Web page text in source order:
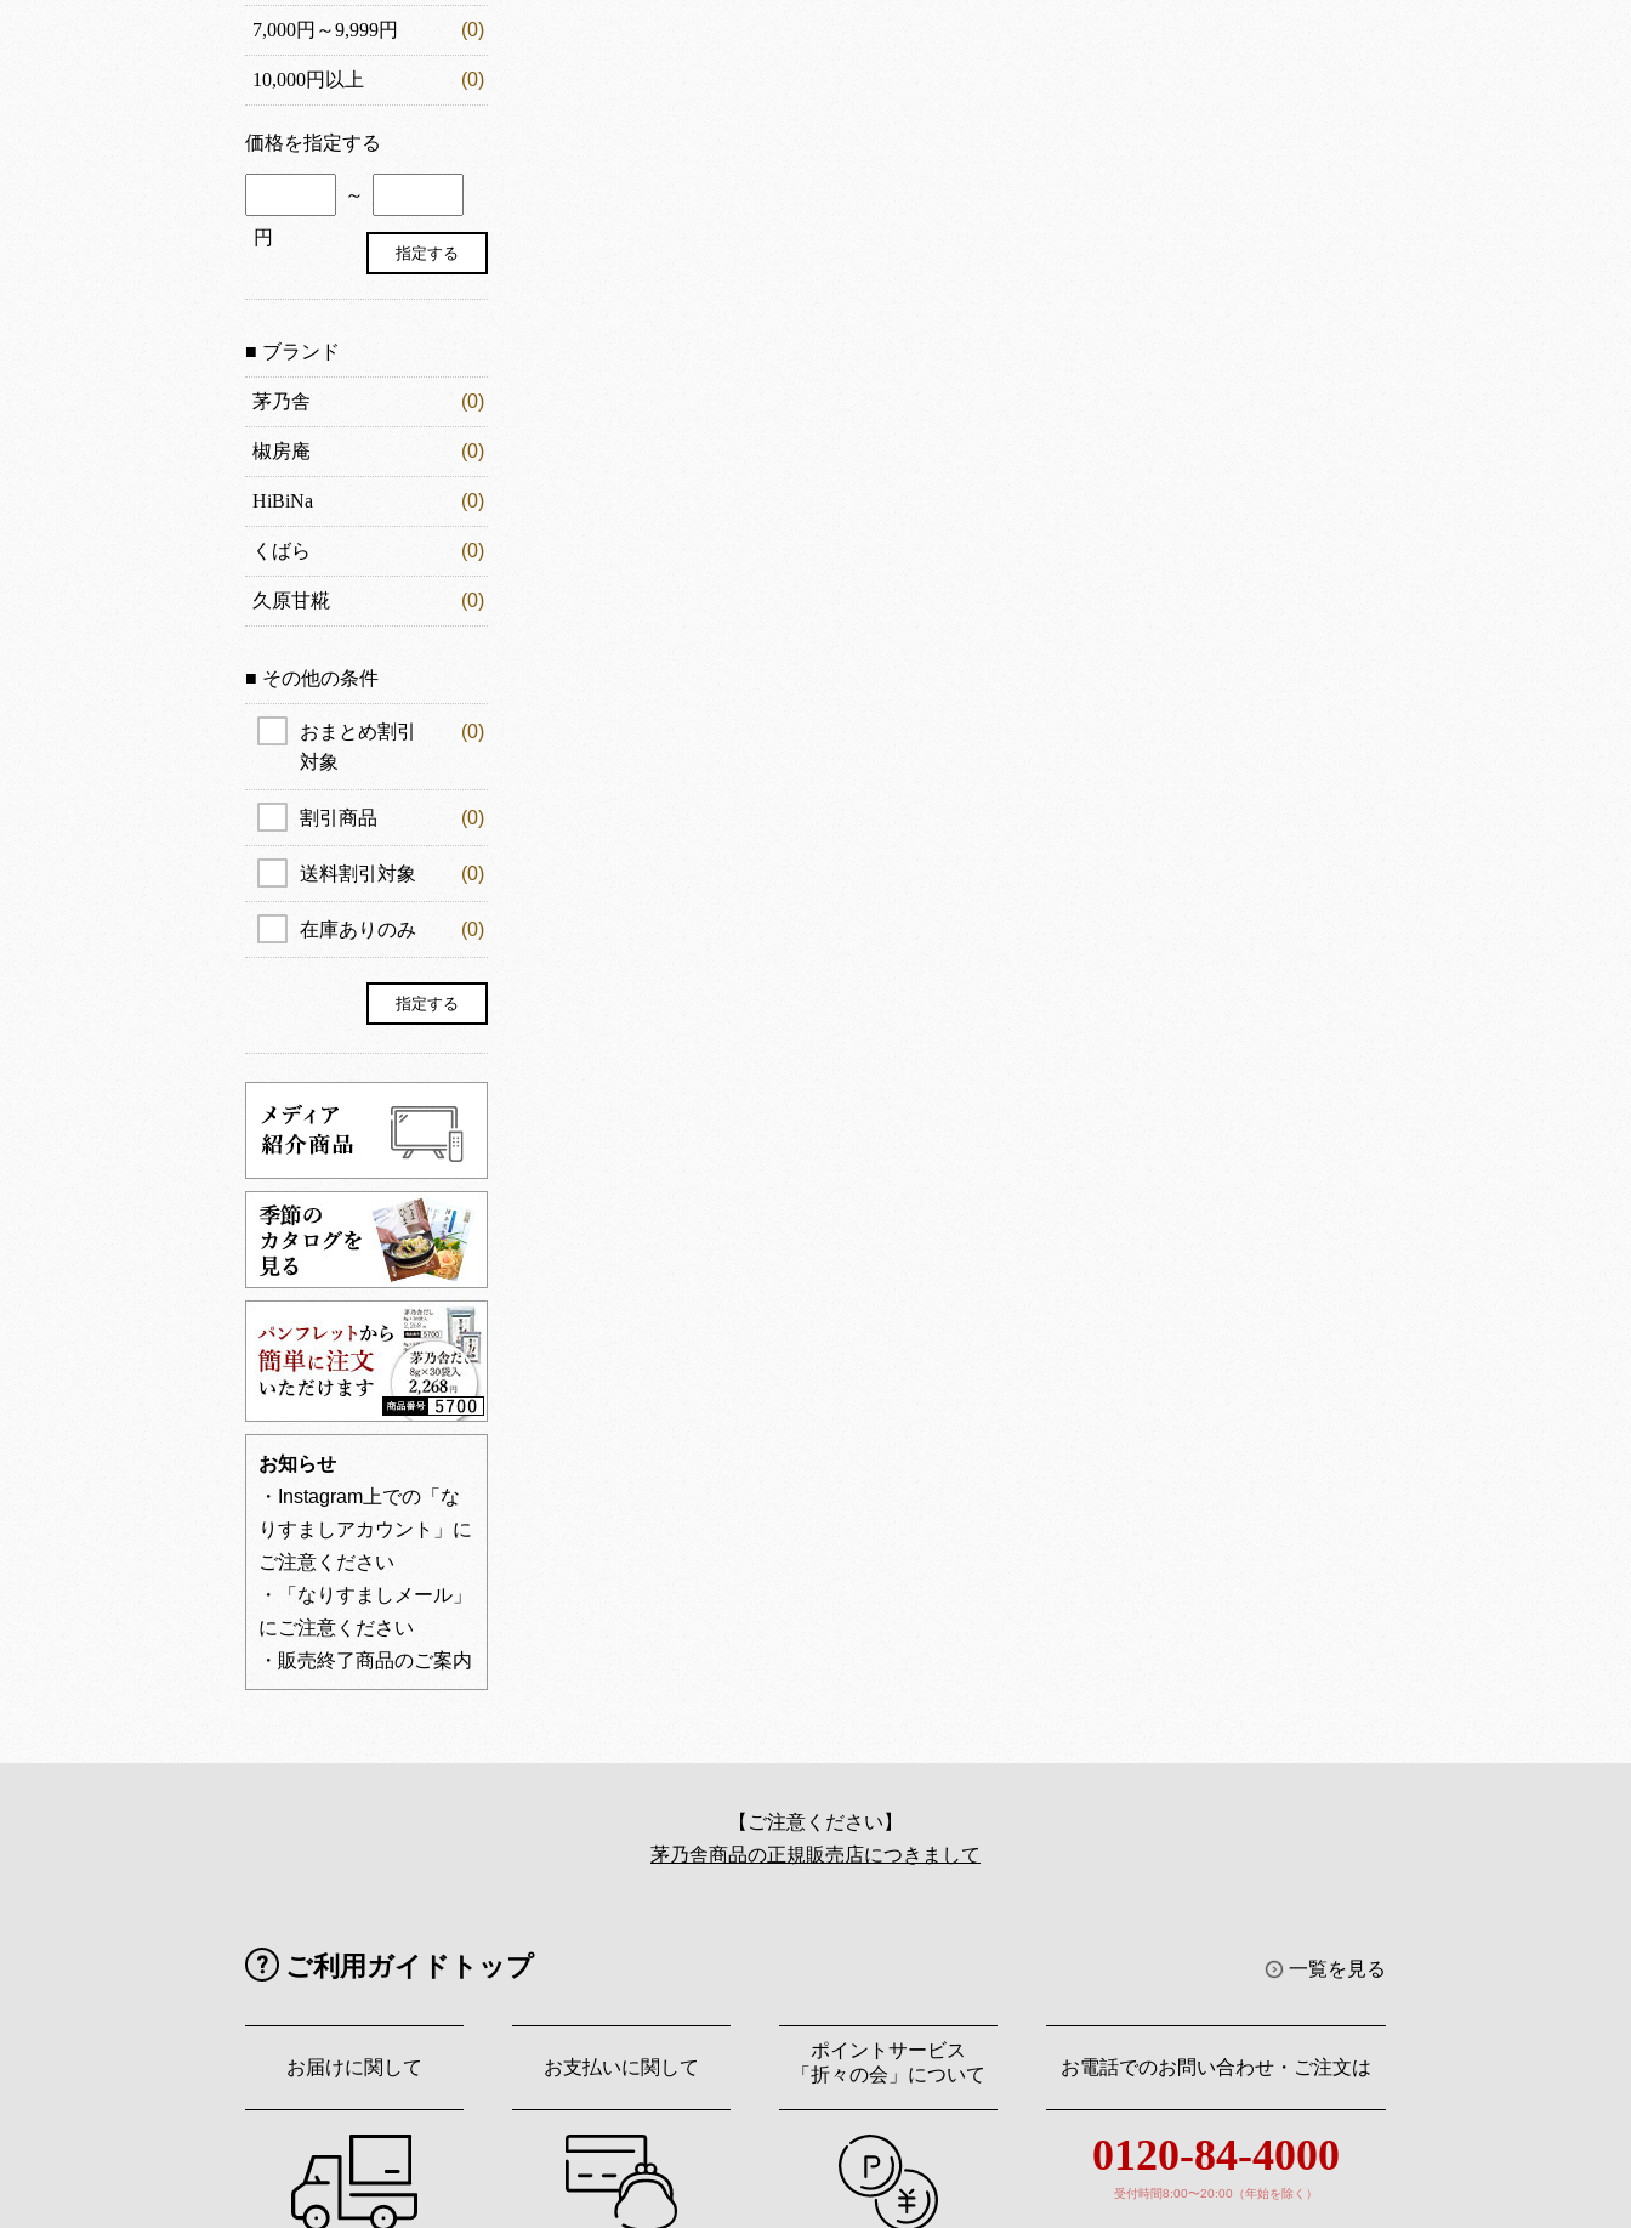
7,000円～9,999円 (0)
10,000円以上 (0)
価格を指定する
～
円
■ ブランド
茅乃舎 (0)
椒房庵 (0)
HiBiNa (0)
くばら (0)
久原甘糀 (0)
■ その他の条件
おまとめ割引
対象
(0)
割引商品 (0)
送料割引対象 (0)
在庫ありのみ (0)
お知らせ
・Instagram上での「な
りすましアカウント」に
ご注意ください
・「なりすましメール」
にご注意ください
・販売終了商品のご案内
【ご注意ください】
茅乃舎商品の正規販売店につきまして
ご利用ガイドトップ 一覧を見る
お届けに関して お支払いに関して
ポイントサービス
「折々の会」について
お電話でのお問い合わせ・ご注文は
0120-84-4000
受付時間8:00〜20:00（年始を除く）